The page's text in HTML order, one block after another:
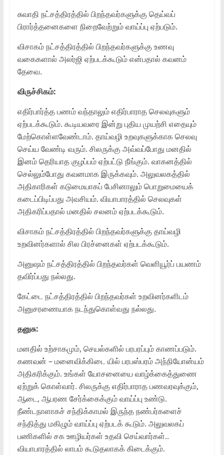
சுவாதி நட்சத்திரத்தில் பிறந்தவர்களுக்கு தெய்வப்
பிரார்த்தனைகளை நிறைவேற்றும் வாய்ப்பு ஏற்படும்.
விசாகம் நட்சத்திரத்தில் பிறந்தவர்களுக்கு உணவு
வகைகளால் அலர்ஜி ஏற்படக்கூடும் என்பதால் கவனம்
தேவை.
விருச்சிகம்:
எதிர்பார்த்த பணம் வந்தாலும் எதிர்பாராத செலவுகளும்
ஏற்படக்கூடும். கூடியவரை இன்று புதிய முயற்சி எதையும்
மேற்கொள்ளவேண்டாம். தாய்வழி உறவுகளுக்காக செலவு
செய்ய வேண்டி வரும். சிலருக்கு அவ்வப்போது மனதில்
இனம் தெரியாத குழப்பம் ஏற்பட்டு நீங்கும். வாகனத்தில்
செல்லும்போது கவனமாக இருக்கவும். அலுவலகத்தில்
அதிகாரிகள் கடுமையாகப் பேசினாலும் பொறுமையைக்
கடைப்பிடிப்பது அவசியம். வியாபாரத்தில் செலவுகள்
அதிகரிப்பதால் மனதில் சலனம் ஏற்படக்கூடும்.
விசாகம் நட்சத்திரத்தில் பிறந்தவர்களுக்கு தாய்வழி
உறவினர்களால் சில பிரச்னைகள் ஏற்படக்கூடும்.
அனுஷம் நட்சத்திரத்தில் பிறந்தவர்கள் வெளியூர்ப் பயணம்
தவிர்ப்பது நல்லது.
கேட்டை நட்சத்திரத்தில் பிறந்தவர்கள் உறவினர்களிடம்
அனுசரணையாக நடந்துகொள்வது நல்லது.
தனுசு:
மனதில் உற்சாகமும், செயல்களில் பரபரப்பும் காணப்படும்.
கணவன் – மனைவிக்கிடை யில் பரபஸ்பரம் அந்நியோன்யம்
அதிகரிக்கும். உங்கள் யோசனையை வாழ்க்கைத்துணை
ஏற்றுக் கொள்வார். சிலருக்கு எதிர்பாராத பணவரவுக்கும்,
ஆடை, ஆபரண சேர்க்கைக்கும் வாய்ப்பு உண்டு.
நீண்டநாளாகச் சந்திக்காமல் இருந்த நண்பர்களைச்
சந்தித்து மகிழும் வாய்ப்பு ஏற்படக் கூடும். அலுவலகப்
பணிகளில் சக ஊழியர்கள் உதவி செய்வார்கள்..
வியாபாரத்தில் லாபம் கூடுதலாகக் கிடைக்கும்.